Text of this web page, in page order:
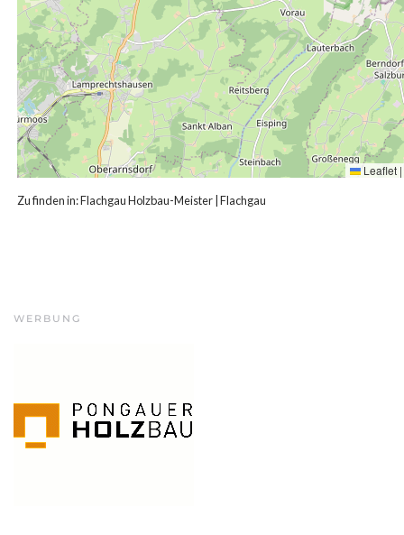
Leaflet |
Zu finden in:Flachgau Holzbau-Meister Flachgau
WERBUNG